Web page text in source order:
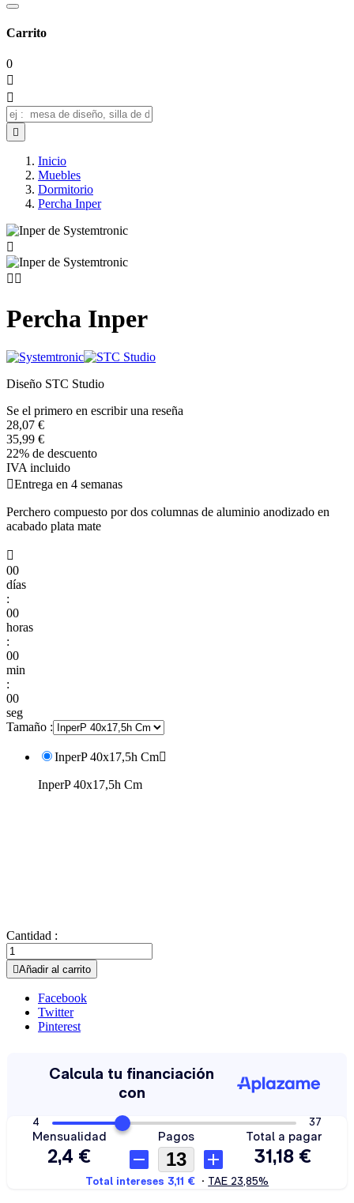
Carrito
0



Inicio
Muebles
Dormitorio
Percha Inper

 
Percha Inper
Diseño STC Studio
Se el primero en escribir una reseña
28,07 €
35,99 €
22% de descuento
IVA incluido
Entrega en 4 semanas
Perchero compuesto por dos columnas de aluminio anodizado en
acabado plata mate

00
días
:
00
horas
:
00
min
:
00
seg
Tamaño :
InperP 40x17,5h Cm
InperP 40x17,5h Cm
Cantidad :
Añadir al carrito
Facebook
Twitter
Pinterest